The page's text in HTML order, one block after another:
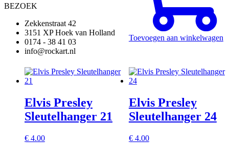
Toevoegen aan winkelwagen
Elvis Presley
Sleutelhanger 21
€ 4.00
Elvis Presley
Sleutelhanger 24
€4.00
BEZOEK
Zekkenstraat 42
3151 XP Hoek van Holland
0174 - 38 41 03
info@rockart.nl